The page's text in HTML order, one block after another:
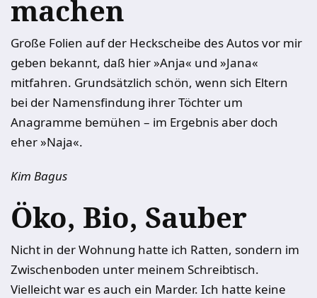
machen
Große Folien auf der Heckscheibe des Autos vor mir
geben bekannt, daß hier »Anja« und »Jana«
mitfahren. Grundsätzlich schön, wenn sich Eltern
bei der Namensfindung ihrer Töchter um
Anagramme bemühen – im Ergebnis aber doch
eher »Naja«.
Kim Bagus
Öko, Bio, Sauber
Nicht in der Wohnung hatte ich Ratten, sondern im
Zwischenboden unter meinem Schreibtisch.
Vielleicht war es auch ein Marder. Ich hatte keine